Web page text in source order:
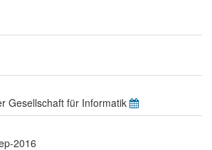
Gesellschaft für Informatik
2016